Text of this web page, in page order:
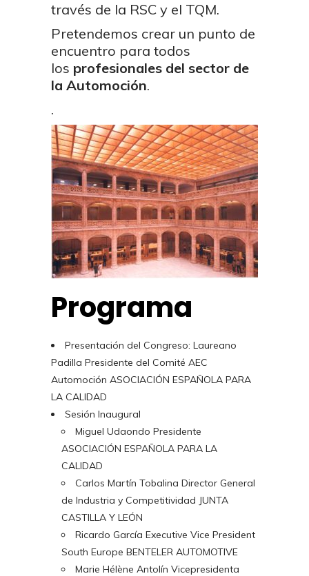
través de la RSC y el TQM.
Pretendemos crear un punto de
encuentro para todos
los profesionales del sector de
la Automoción.
.
Programa
Presentación del Congreso: Laureano
Padilla Presidente del Comité AEC
Automoción ASOCIACIÓN ESPAÑOLA PARA
LA CALIDAD
Sesión Inaugural
Miguel Udaondo Presidente
ASOCIACIÓN ESPAÑOLA PARA LA
CALIDAD
Carlos Martín Tobalina Director General
de Industria y Competitividad JUNTA
CASTILLA Y LEÓN
Ricardo García Executive Vice President
South Europe BENTELER AUTOMOTIVE
Marie Hélène Antolín Vicepresidenta